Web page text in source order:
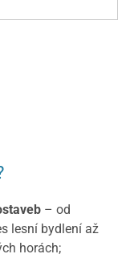
– od
lesní bydlení až
horách;